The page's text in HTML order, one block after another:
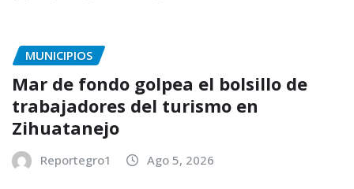
MUNICIPIOS
Mar de fondo golpea el bolsillo de
trabajadores del turismo en
Zihuatanejo
Reportegro1 Ago 5, 2026